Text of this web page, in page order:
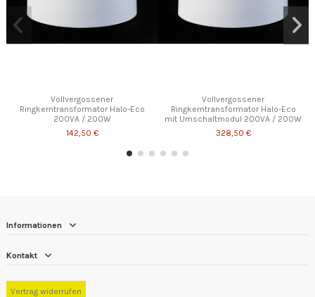
Vollvergossener
Ringkerntransformator Halo-Eco
200VA / 200W
142,50 €
Vollvergossener
Ringkerntransformator Halo-Eco
mit Umschaltmodul 200VA / 200W
328,50 €
Informationen
Kontakt
Vertrag widerrufen